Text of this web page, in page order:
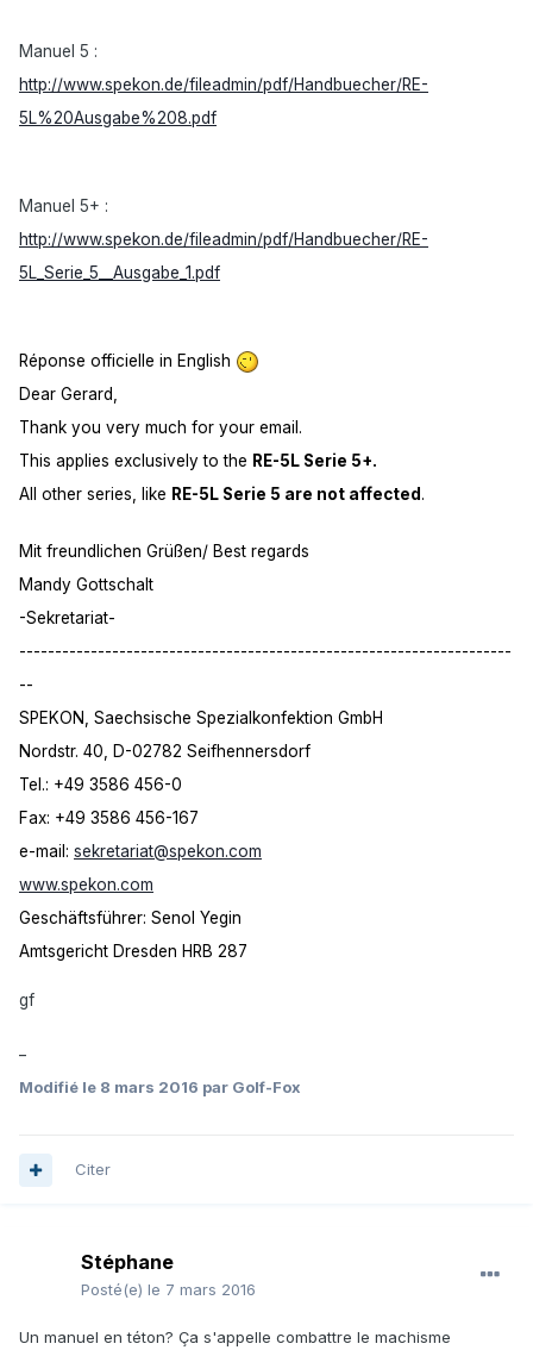
Manuel 5 :
http://www.spekon.de/fileadmin/pdf/Handbuecher/RE-
5L%20Ausgabe%208.pdf
Manuel 5+ :
http://www.spekon.de/fileadmin/pdf/Handbuecher/RE-
5L_Serie_5__Ausgabe_1.pdf
Réponse officielle in English
Dear Gerard,
Thank you very much for your email.
This applies exclusively to the RE-5L Serie 5+.
All other series, like RE-5L Serie 5 are not affected .
Mit freundlichen Grüßen/ Best regards
Mandy Gottschalt
-Sekretariat-
---------------------------------------------------------------------
--
SPEKON, Saechsische Spezialkonfektion GmbH
Nordstr. 40, D-02782 Seifhennersdorf
Tel.: +49 3586 456-0
Fax: +49 3586 456-167
e-mail: sekretariat@spekon.com
www.spekon.com
Geschäftsführer: Senol Yegin
Amtsgericht Dresden HRB 287
gf
Modifié le 8 mars 2016 par Golf-Fox
Citer
Stéphane
Posté(e) le 7 mars 2016
Un manuel en téton? Ça s'appelle combattre le machisme